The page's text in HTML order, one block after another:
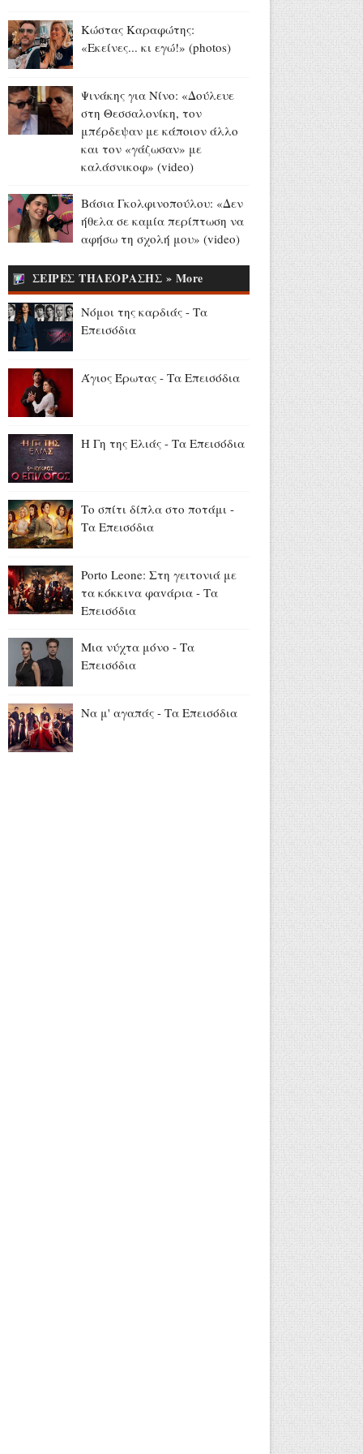
Αύγουστος 07, 2026
Παγκόσμιο Στίβου Κ20:
Ασημένιο μετάλλιο για την
μήκος (videos)
Αύγουστος 07, 2026
Madison Beer - Justin Herbert:
Το εντυπωσιακό δαχτυλίδι
αρραβώνων της
Αύγουστος 07, 2026
Όλιβερ Χάρντι: Σαν σήμερα
«Χοντρός» της μεγάλης
οθόνης (video+photo)
Αύγουστος 07, 2026
Δεκαπενταύγουστο και την
Αύγουστος 07, 2026
Χρήστο Ανθόπουλο: Η
περιπέτεια ξεκινά στο νέο
Αύγουστος 07, 2026
Mike: Τροχαίο για τον ράπερ -
για κάποιο χρονικό διάστημα»
Αύγουστος 07, 2026
Κώστας Καραφώτης:
«Εκείνες... κι εγώ!» (photos)
Ψινάκης για Νίνο: «Δούλευε
στη Θεσσαλονίκη, τον
μπέρδεψαν με κάποιον άλλο
και τον «γάζωσαν» με
καλάσνικοφ» (video)
Βάσια Γκολφινοπούλου: «Δεν
ήθελα σε καμία περίπτωση να
αφήσω τη σχολή μου» (video)
ΣΕΙΡΕΣ ΤΗΛΕΟΡΑΣΗΣ » More
Νόμοι της καρδιάς - Τα
Επεισόδια
Άγιος Έρωτας - Τα Επεισόδια
Η Γη της Ελιάς - Τα Επεισόδια
Το σπίτι δίπλα στο ποτάμι -
Τα Επεισόδια
Porto Leone: Στη γειτονιά με
τα κόκκιvα φαvάρια - Τα
Επεισόδια
Μια νύχτα μόνο - Τα
Επεισόδια
Να μ' αγαπάς - Τα Επεισόδια